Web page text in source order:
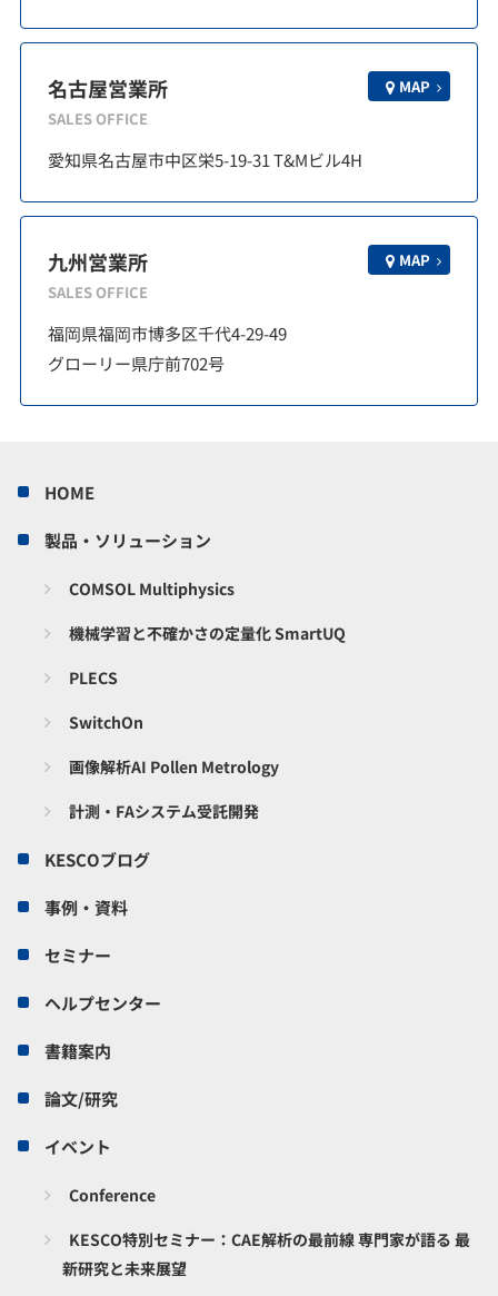
名古屋営業所
SALES OFFICE
MAP
愛知県名古屋市中区栄5-19-31 T&Mビル4H
九州営業所
SALES OFFICE
MAP
福岡県福岡市博多区千代4-29-49
グローリー県庁前702号
HOME
製品・ソリューション
COMSOL Multiphysics
機械学習と不確かさの定量化 SmartUQ
PLECS
SwitchOn
画像解析AI Pollen Metrology
計測・FAシステム受託開発
KESCOブログ
事例・資料
セミナー
ヘルプセンター
書籍案内
論文/研究
イベント
Conference
KESCO特別セミナー：CAE解析の最前線 専門家が語る 最
新研究と未来展望